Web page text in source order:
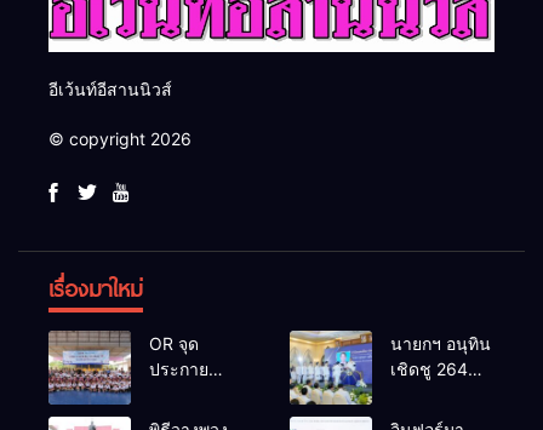
อีเว้นท์อีสานนิวส์
© copyright 2026
เรื่องมาใหม่
OR จุด
ประกาย
เยาวชน ผ่าน
นายกฯ อนุทิน
เชิดชู 264
บ้านยอดเยี่ยม